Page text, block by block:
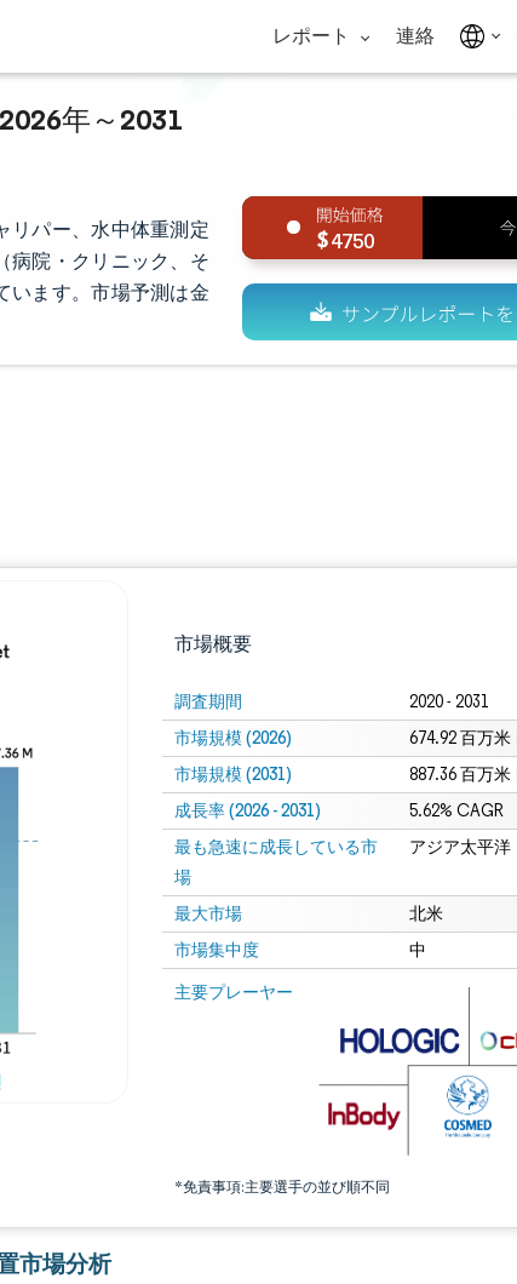
レポート 連絡
年～2031
リパー、水中体重測定
病院・クリニック、そ
います。市場予測は金
4750
市場概要
調査期間 2020 - 2031
市場規模 (2026) 674.92 百万米
市場規模 (2031) 887.36 百万米
成長率 (2026 - 2031) 5.62% CAGR
最も急速に成長している市
場
アジア太平洋
最大市場 北米
市場集中度 中
主要プレーヤー
*免責事項:主要選手の並び順不同
画像 © Mordor Intelligence。再利用にはCC BY 4.0の
。再利用にはCC BY 4.0の表示が必要です。
市場分析